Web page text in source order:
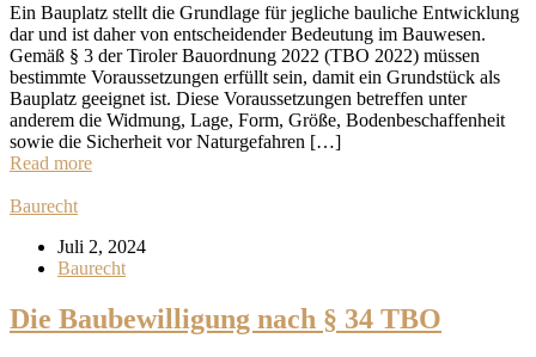
Ein Bauplatz stellt die Grundlage für jegliche bauliche Entwicklung
dar und ist daher von entscheidender Bedeutung im Bauwesen.
Gemäß § 3 der Tiroler Bauordnung 2022 (TBO 2022) müssen
bestimmte Voraussetzungen erfüllt sein, damit ein Grundstück als
Bauplatz geeignet ist. Diese Voraussetzungen betreffen unter
anderem die Widmung, Lage, Form, Größe, Bodenbeschaffenheit
sowie die Sicherheit vor Naturgefahren […]
Read more
Baurecht
Juli 2, 2024
Baurecht
Die Baubewilligung nach § 34 TBO